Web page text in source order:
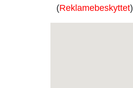
(Reklamebeskyttet)